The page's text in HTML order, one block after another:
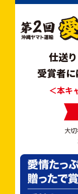
仕送
受賞者
＜本キ
大